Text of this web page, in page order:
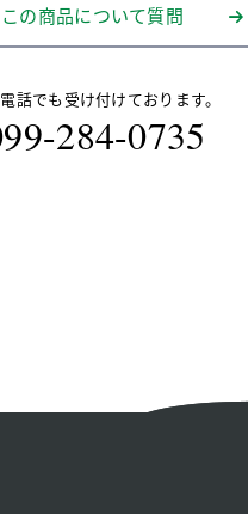
この商品について質問
話でも受け付けております。
284-0735